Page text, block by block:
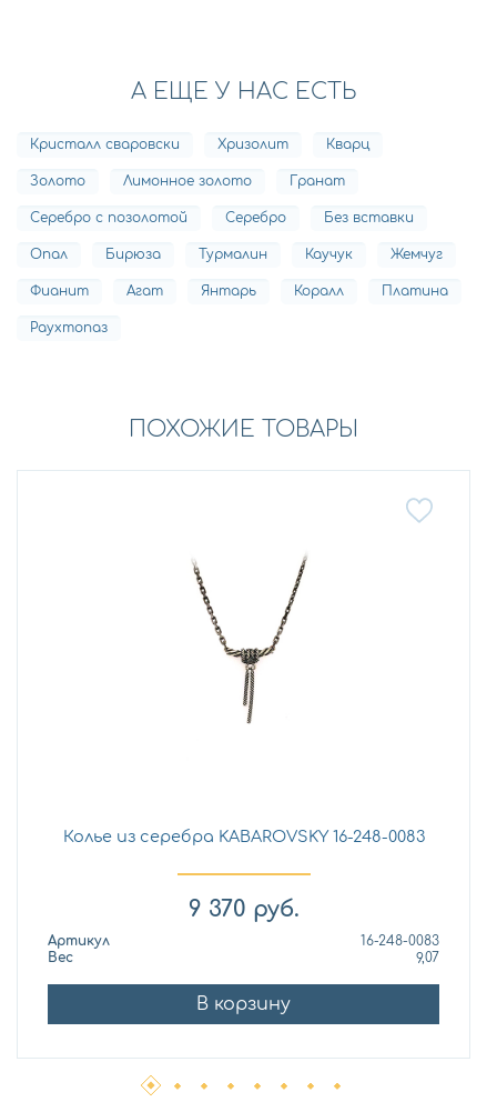
А ЕЩЕ У НАС ЕСТЬ
Кристалл сваровски Хризолит Кварц
Золото Лимонное золото Гранат
Серебро с позолотой Серебро Без вставки
Опал Бирюза Турмалин Каучук Жемчуг
Фианит Агат Янтарь Коралл Платина
Раухтопаз
ПОХОЖИЕ ТОВАРЫ
Колье из серебра KABAROVSKY 16-248-0083
9 370 руб.
Артикул
16-248-0083
Вес
9,07
В корзину